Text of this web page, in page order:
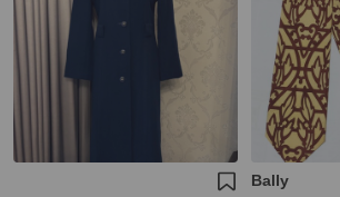
Bally